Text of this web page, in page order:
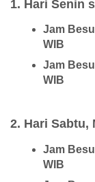
1. Hari Senin
Jam
WIB
Jam
WIB
2. Hari Sabtu,
Jam
WIB